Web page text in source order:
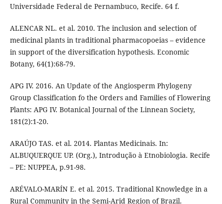
Universidade Federal de Pernambuco, Recife. 64 f.
ALENCAR NL. et al. 2010. The inclusion and selection of
medicinal plants in traditional pharmacopoeias – evidence
in support of the diversification hypothesis. Economic
Botany, 64(1):68-79.
APG IV. 2016. An Update of the Angiosperm Phylogeny
Group Classification fo the Orders and Families of Flowering
Plants: APG IV. Botanical Journal of the Linnean Society,
181(2):1-20.
ARAÚJO TAS. et al. 2014. Plantas Medicinais. In:
ALBUQUERQUE UP. (Org.), Introdução à Etnobiologia. Recife
– PE: NUPPEA, p.91-98.
ARÉVALO-MARÍN E. et al. 2015. Traditional Knowledge in a
Rural Community in the Semi-Arid Region of Brazil.